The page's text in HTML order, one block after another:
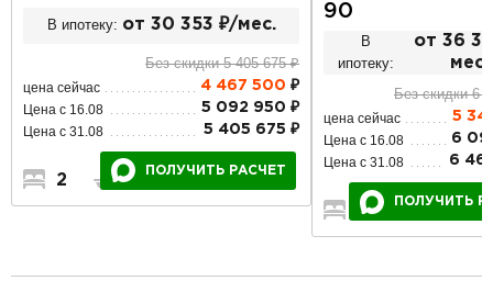
В ипотеку: от 30 353 ₽/мес.
Без скидки 5 405 675 ₽
цена сейчас 4 467 500 ₽
Цена с 16.08 5 092 950 ₽
Цена с 31.08 5 405 675 ₽
2 1 2
ПОЛУЧИТЬ РАСЧЕТ
90
В
ипотеку:
от 36
мес.
Без скидки 6
цена сейчас 5
Цена с 16.08 6
Цена с 31.08 6
2
ПОЛУЧИТЬ